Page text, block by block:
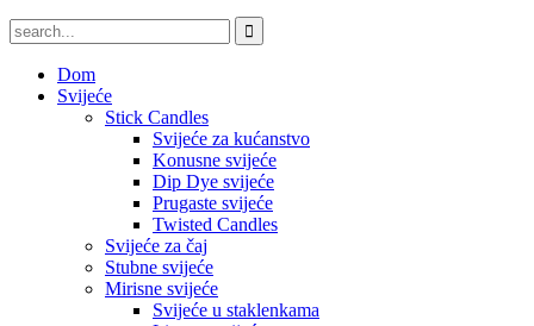
Dom
Svijeće
Stick Candles
Svijeće za kućanstvo
Konusne svijeće
Dip Dye svijeće
Prugaste svijeće
Twisted Candles
Svijeće za čaj
Stubne svijeće
Mirisne svijeće
Svijeće u staklenkama